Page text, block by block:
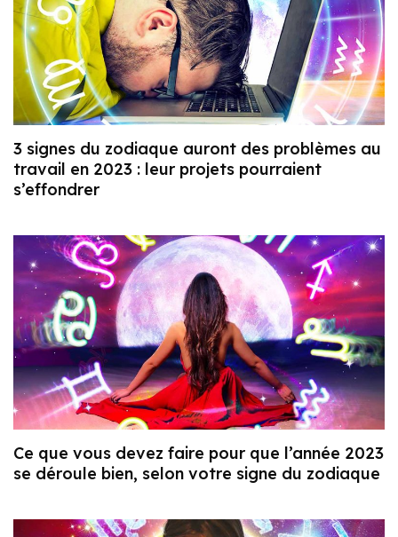
3 signes du zodiaque auront des problèmes au
travail en 2023 : leur projets pourraient
s’effondrer
Ce que vous devez faire pour que l’année 2023
se déroule bien, selon votre signe du zodiaque